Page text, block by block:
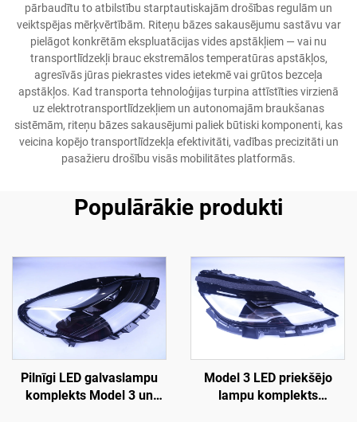
pārbaudītu to atbilstību starptautiskajām drošības regulām un
veiktspējas mērķvērtībām. Riteņu bāzes sakausējumu sastāvu var
pielāgot konkrētām ekspluatācijas vides apstākļiem — vai nu
transportlīdzekļi brauc ekstremālos temperatūras apstākļos,
agresīvās jūras piekrastes vides ietekmē vai grūtos bezceļa
apstākļos. Kad transporta tehnoloģijas turpina attīstīties virzienā
uz elektrotransportlīdzekļiem un autonomajām braukšanas
sistēmām, riteņu bāzes sakausējumi paliek būtiski komponenti, kas
veicina kopējo transportlīdzekļa efektivitāti, vadības precizitāti un
pasažieru drošību visās mobilitātes platformās.
Populārākie produkti
Pilnīgi LED galvaslampu
komplekts Model 3 un
Model 3 LED priekšējo
lampu komplekts